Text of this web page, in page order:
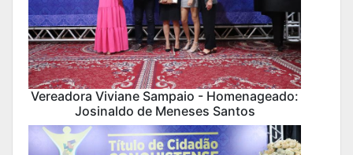
Vereadora Viviane Sampaio - Homenageado:
Josinaldo de Meneses Santos